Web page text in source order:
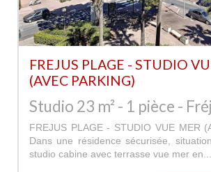
FREJUS PLAGE - STUDIO
(AVEC PARKING)
Studio 23 m² - 1 pièce -
FREJUS PLAGE - STUDIO VUE MER
Dans une résidence sécurisée,
studio cabine avec terrasse vue mer en...